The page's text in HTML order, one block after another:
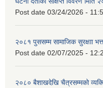
Post date 03/24/2026 -
२०८१ पुससम्म सामाजिक सुरक्षाा
Post date 02/07/2025 -
२०८० बैशाखदेखि चैत्रसम्मको